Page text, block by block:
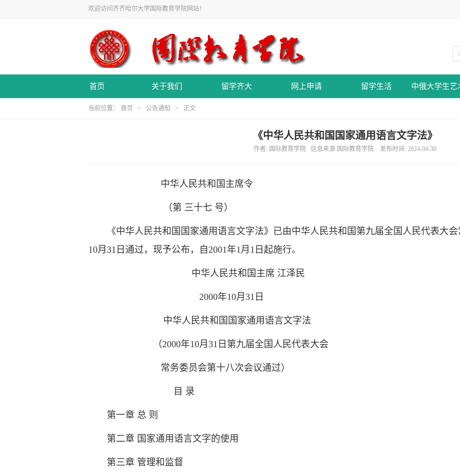
欢迎访问齐齐哈尔大学国际教育学院网站！
首页 关于我们 留学齐大 网上申请 留学生活 中俄大学生艺
当前位置： 首页 > 公告通知 > 正文
《中华人民共和国国家通用语言文字法》
作者: 国际教育学院 信息来源:国际教育学院 发布时间: 2024-04-30
中华人民共和国主席令
（第 三十七 号）
《中华人民共和国国家通用语言文字法》已由中华人民共和国第九届全国人民代表大
10月31日通过，现予公布，自2001年1月1日起施行。
中华人民共和国主席 江泽民
2000年10月31日
中华人民共和国国家通用语言文字法
（2000年10月31日第九届全国人民代表大会
常务委员会第十八次会议通过）
目 录
第一章 总 则
第二章 国家通用语言文字的使用
第三章 管理和监督